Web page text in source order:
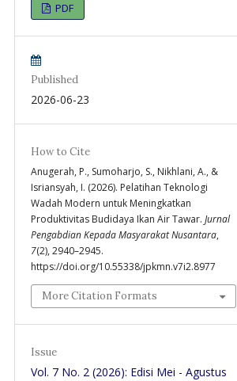
PDF
Published
2026-06-23
How to Cite
Anugerah, P., Sumoharjo, S., Nikhlani, A., &
Isriansyah, I. (2026). Pelatihan Teknologi
Wadah Modern untuk Meningkatkan
Produktivitas Budidaya Ikan Air Tawar. Jurnal
Pengabdian Kepada Masyarakat Nusantara,
7(2), 2940–2945.
https://doi.org/10.55338/jpkmn.v7i2.8977
More Citation Formats
Issue
Vol. 7 No. 2 (2026): Edisi Mei - Agustus